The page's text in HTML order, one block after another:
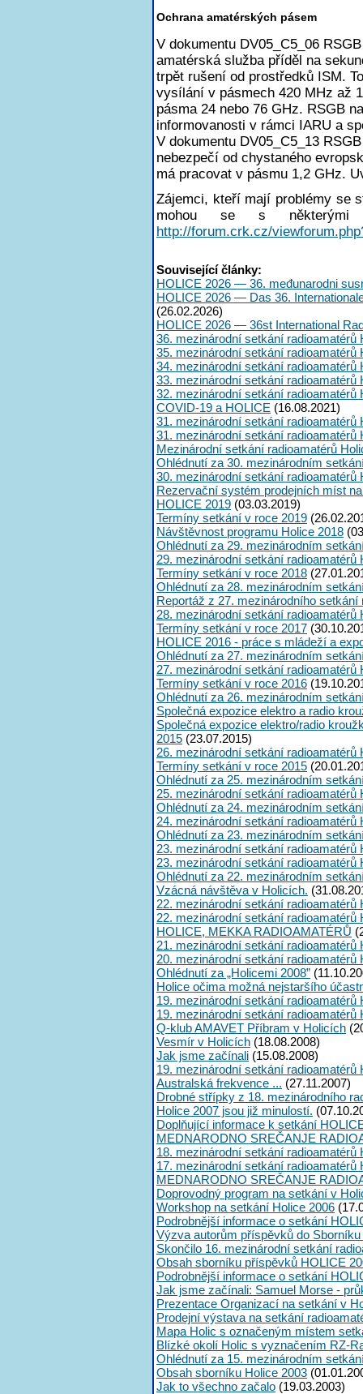
Ochrana amatérských pásem
V dokumentu DV05_C5_06
amatérská služba příděl na
trpět rušení od prostředků ISM.
vysílání v pásmech 420 MHz až
pásma 24 nebo 76 GHz. RSGB
informovanosti v rámci IARU a
V dokumentu DV05_C5_13
nebezpečí od chystaného
má pracovat v pásmu 1,2 GHz.
Zájemci, kteří mají problémy se
mohou se s některými
http://forum.crk.cz/
Související články:
HOLICE 2026 — 36. međunarodni
HOLICE 2026 — Das 36.
(26.02.2026)
HOLICE 2026 — 36st International
36. mezinárodní setkání radioamatérů
35. mezinárodní setkání radioamatérů
34. mezinárodní setkání radioamatérů
33. mezinárodní setkání radioamatérů
32. mezinárodní setkání radioamatérů
COVID-19 a HOLICE (16.08.2021)
31. mezinárodní setkání radioamatérů
31. mezinárodní setkání radioamatérů
Mezinárodní setkání radioamatérů
Ohlédnutí za 30. mezinárodním
30. mezinárodní setkání radioamatérů
Rezervační systém prodejních míst
HOLICE 2019 (03.03.2019)
Termíny setkání v roce 2019
Návštěvnost programu Holice 2018
Ohlédnutí za 29. mezinárodním
29. mezinárodní setkání radioamatérů
Termíny setkání v roce 2018
Ohlédnutí za 28. mezinárodním
Reportáž z 27. mezinárodního setkání
28. mezinárodní setkání radioamatérů
Termíny setkání v roce 2017
HOLICE 2016 - práce s mládeží a
Ohlédnutí za 27. mezinárodním
27. mezinárodní setkání radioamatérů
Termíny setkání v roce 2016
Ohlédnutí za 26. mezinárodním
Společná expozice elektro a radio
Společná expozice elektro/radio
2015 (23.07.2015)
26. mezinárodní setkání radioamatérů
Termíny setkání v roce 2015
Ohlédnutí za 25. mezinárodním
25. mezinárodní setkání radioamatérů
Ohlédnutí za 24. mezinárodním
24. mezinárodní setkání radioamatérů
Ohlédnutí za 23. mezinárodním
23. mezinárodní setkání
23. mezinárodní setkání radioamatérů
Ohlédnutí za 22. mezinárodním
Vzácná návštěva v Holicích.
22. mezinárodní setkání
22. mezinárodní setkání radioamatérů
HOLICE, MEKKA RADIOAMATÉRŮ
21. mezinárodní setkání radioamatérů
20. mezinárodní setkání radioamatérů
Ohlédnutí za „Holicemi 2008”
Holice očima možná nejstaršího
19. mezinárodní setkání radioamatérů
19. mezinárodní setkání
Q-klub AMAVET Příbram v Holicích
Vesmír v Holicích (18.08.2008)
Jak jsme začínali (15.08.2008)
19. mezinárodní setkání
Australská frekvence ... (27.11.2007)
Drobné střípky z 18. mezinárodního
Holice 2007 jsou již minulostí.
Doplňující informace k setkání
MEDNARODNO SREČANJE
18. mezinárodní setkání radioamatérů
17. mezinárodní setkání radioamatérů
MEDNARODNO SREČANJE
Doprovodný program na setkání v
Workshop na setkání Holice 2006
Podrobnější informace o setkání
Výzva autorům příspěvků do
Skončilo 16. mezinárodní setkání
Obsah sborníku příspěvků HOLICE
Podrobnější informace o setkání
Jak jsme začínali: Samuel Morse -
Prezentace Organizací na setkání v
Prodejní výstava na setkání
Mapa Holic s označeným místem
Blízké okolí Holic s vyznačením RZ-
Ohlédnutí za 15. mezinárodním
Obsah sborníku Holice 2003
Jak to všechno začalo (19.03.2003)